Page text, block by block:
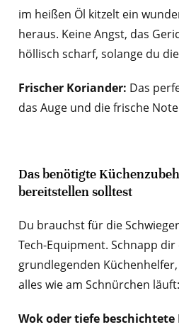
im heißen Öl kitzelt ein
heraus. Keine Angst, das
höllisch scharf, solange du
Frischer Koriander: Das
das Auge und die frische
Das benötigte
bereitstellen solltest
Du brauchst für die
Tech-Equipment. Schnapp
grundlegenden
alles wie am Schnürchen läuft:
Wok oder tiefe beschichtete